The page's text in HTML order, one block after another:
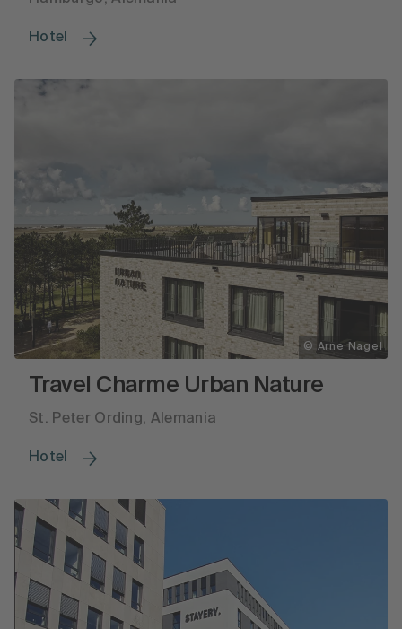
Hotel
© Arne Nagel
Travel Charme Urban Nature
St. Peter Ording, Alemania
Hotel